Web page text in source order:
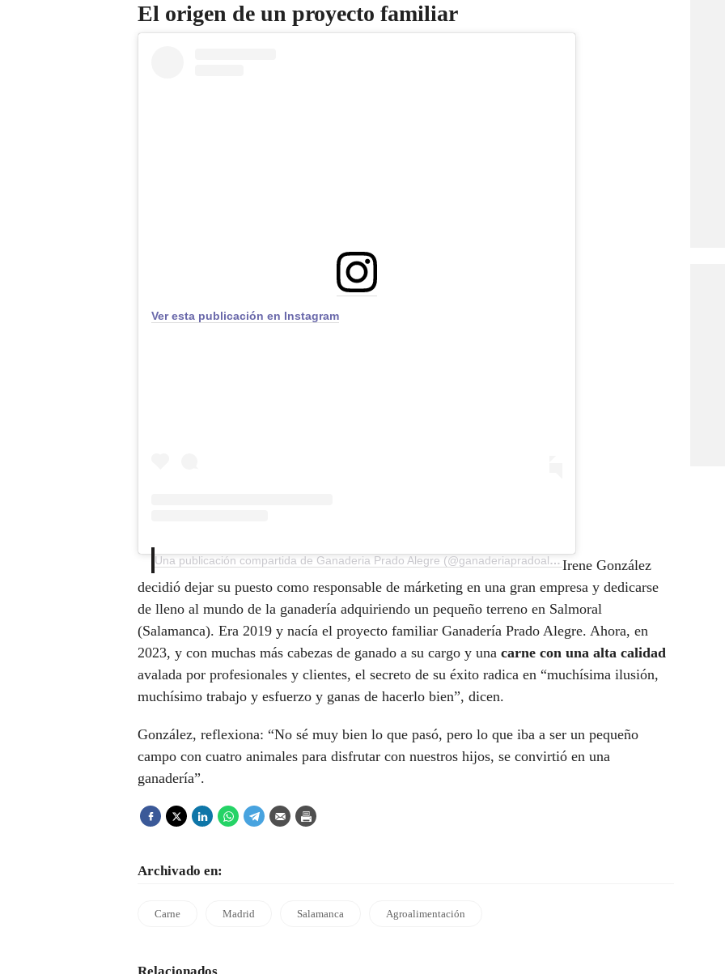
El origen de un proyecto familiar
Ver esta publicación en Instagram
Una publicación compartida de Ganaderia Prado Alegre (@ganaderiapradoalegre) Irene González
decidió dejar su puesto como responsable de márketing en una gran empresa y dedicarse
de lleno al mundo de la ganadería adquiriendo un pequeño terreno en Salmoral
(Salamanca). Era 2019 y nacía el proyecto familiar Ganadería Prado Alegre. Ahora, en
2023, y con muchas más cabezas de ganado a su cargo y una carne con una alta calidad
avalada por profesionales y clientes, el secreto de su éxito radica en “muchísima ilusión,
muchísimo trabajo y esfuerzo y ganas de hacerlo bien”, dicen.
González, reflexiona: “No sé muy bien lo que pasó, pero lo que iba a ser un pequeño
campo con cuatro animales para disfrutar con nuestros hijos, se convirtió en una
ganadería”.
Archivado en:
Carne Madrid Salamanca Agroalimentación